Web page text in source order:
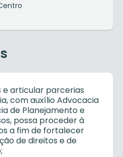
articular parcerias
com auxílio Advocacia
de Planejamento e
possa proceder à
a fim de fortalecer
de direitos e de